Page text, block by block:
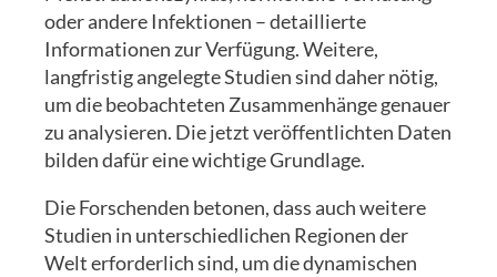
oder andere Infektionen – detaillierte
Informationen zur Verfügung. Weitere,
langfristig angelegte Studien sind daher nötig,
um die beobachteten Zusammenhänge genauer
zu analysieren. Die jetzt veröffentlichten Daten
bilden dafür eine wichtige Grundlage.
Die Forschenden betonen, dass auch weitere
Studien in unterschiedlichen Regionen der
Welt erforderlich sind, um die dynamischen